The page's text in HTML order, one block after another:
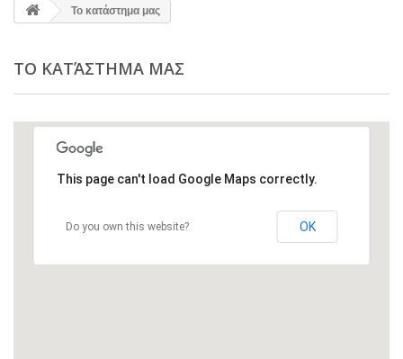
Το κατάστημα μας
ΤΟ ΚΑΤΆΣΤΗΜΑ ΜΑΣ
This page can't load Google Maps correctly.
Do you own this website? OK